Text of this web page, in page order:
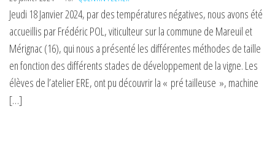
Jeudi 18 Janvier 2024, par des températures négatives, nous avons été
accueillis par Frédéric POL, viticulteur sur la commune de Mareuil et
Mérignac (16), qui nous a présenté les différentes méthodes de taille
en fonction des différents stades de développement de la vigne. Les
élèves de l’atelier ERE, ont pu découvrir la « pré tailleuse », machine
[…]